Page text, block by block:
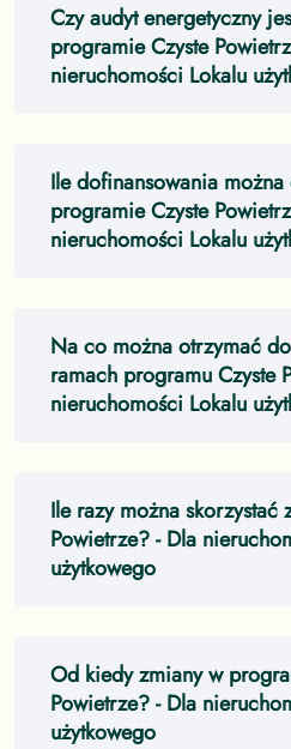
Czy audyt energetyczny
programie Czyste
nieruchomości Lokalu
Ile dofinansowania
programie Czyste
nieruchomości Lokalu
Na co można otrzymać
ramach programu Czyste
nieruchomości Lokalu
Ile razy można skorzystać
Powietrze?- Dla
użytkowego
Od kiedy zmiany w
Powietrze?- Dla
użytkowego